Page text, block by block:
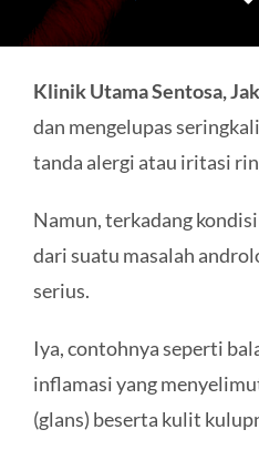
Klinik Utama Sentosa,
dan mengelupas
tanda alergi atau iritasi
Namun, terkadang
dari suatu masalah
serius.
Iya, contohnya seperti
inflamasi yang
(glans) beserta kulit